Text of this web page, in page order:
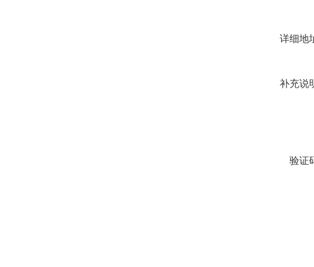
详细地
补充说
验证